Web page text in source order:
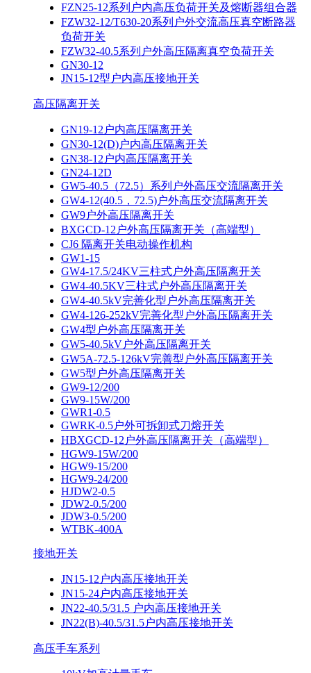
FZN25-12系列户内高压负荷开关及熔断器组合器
FZW32-12/T630-20系列户外交流高压真空断路器
负荷开关
FZW32-40.5系列户外高压隔离真空负荷开关
GN30-12
JN15-12型户内高压接地开关
高压隔离开关
GN19-12户内高压隔离开关
GN30-12(D)户内高压隔离开关
GN38-12户内高压隔离开关
GN24-12D
GW5-40.5（72.5）系列户外高压交流隔离开关
GW4-12(40.5，72.5)户外高压交流隔离开关
GW9户外高压隔离开关
BXGCD-12户外高压隔离开关（高端型）
CJ6 隔离开关电动操作机构
GW1-15
GW4-17.5/24KV三柱式户外高压隔离开关
GW4-40.5KV三柱式户外高压隔离开关
GW4-40.5kV完善化型户外高压隔离开关
GW4-126-252kV完善化型户外高压隔离开关
GW4型户外高压隔离开关
GW5-40.5kV户外高压隔离开关
GW5A-72.5-126kV完善型户外高压隔离开关
GW5型户外高压隔离开关
GW9-12/200
GW9-15W/200
GWR1-0.5
GWRK-0.5户外可拆卸式刀熔开关
HBXGCD-12户外高压隔离开关（高端型）
HGW9-15W/200
HGW9-15/200
HGW9-24/200
HJDW2-0.5
JDW2-0.5/200
JDW3-0.5/200
WTBK-400A
接地开关
JN15-12户内高压接地开关
JN15-24户内高压接地开关
JN22-40.5/31.5 户内高压接地开关
JN22(B)-40.5/31.5户内高压接地开关
高压手车系列